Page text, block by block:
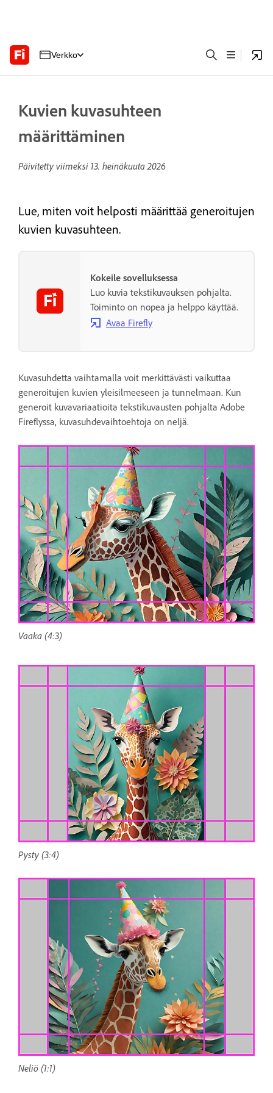
Verkko
Kuvien kuvasuhteen
määrittäminen
Päivitetty viimeksi 13. heinäkuuta 2026
Lue, miten voit helposti määrittää generoitujen
kuvien kuvasuhteen.
Kokeile sovelluksessa
Luo kuvia tekstikuvauksen pohjalta.
Toiminto on nopea ja helppo käyttää.
Avaa Firefly
Kuvasuhdetta vaihtamalla voit merkittävästi vaikuttaa
generoitujen kuvien yleisilmeeseen ja tunnelmaan. Kun
generoit kuvavariaatioita tekstikuvausten pohjalta Adobe
Fireflyssa, kuvasuhdevaihtoehtoja on neljä.
Vaaka (4:3)
Pysty (3:4)
Neliö (1:1)